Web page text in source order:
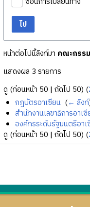
ไป
หน้าต่อไปนี้ลิงก์มา คณะกรร
แสดงผล 3 รายการ
ดู (ก่อนหน้า 50 | ถัดไป 50) (
กฎบัตรอาเซียน (← ลิงก์
สำนักงานเลขาธิการอาเ
องค์กรระดับรัฐมนตรีอาเ
ดู (ก่อนหน้า 50 | ถัดไป 50) (